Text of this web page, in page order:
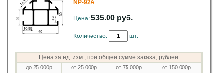
NP-92A
Цена: 535.00 руб.
Количество: шт.
Цена за ед. изм., при общей сумме заказа, рублей:
до 25 000р от 25 000р от 75 000р
от 150 000р